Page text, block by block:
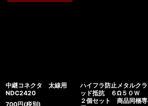
中継コネクタ 太線用
NDC2420
700円(税別)
ハイフラ防止メタルクラ
ッド抵抗 ６Ω５０Ｗ
２個セット 商品同梱専